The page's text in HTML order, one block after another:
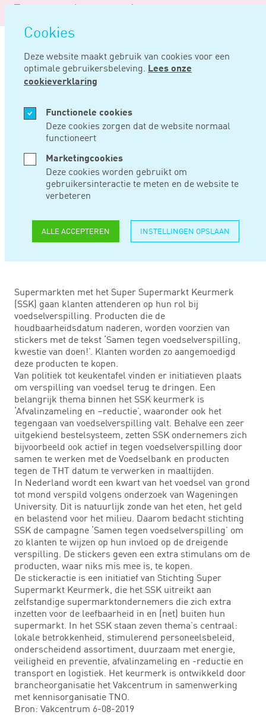
overslaan
Cookies
Deze website maakt gebruik van cookies voor een
optimale gebruikersbeleving. Lees onze
cookieverklaring
Functionele cookies
Deze cookies zorgen dat de website normaal
functioneert
Marketingcookies
Deze cookies worden gebruikt om
gebruikersinteractie te meten en de website te
verbeteren
ALLE ACCEPTEREN INSTELLINGEN OPSLAAN
Logo
Noord
Negentig
Home Nieuws
AUG 12, 2019
SUPERMARKTEN
BETREKKEN
KLANTEN BIJ
STRIJD TEGEN
Supermarkten met het Super Supermarkt Keurmerk
(SSK) gaan klanten attenderen op hun rol bij
voedselverspilling. Producten die de
houdbaarheidsdatum naderen, worden voorzien van
stickers met de tekst ‘Samen tegen voedselverspilling,
kwestie van doen!’. Klanten worden zo aangemoedigd
deze producten te kopen.
Van politiek tot keukentafel vinden er initiatieven plaats
om verspilling van voedsel terug te dringen. Een
belangrijk thema binnen het SSK keurmerk is
‘Afvalinzameling en –reductie’, waaronder ook het
tegengaan van voedselverspilling valt. Behalve een zeer
uitgekiend bestelsysteem, zetten SSK ondernemers zich
bijvoorbeeld ook actief in tegen voedselverspilling door
samen te werken met de Voedselbank en producten
tegen de THT datum te verwerken in maaltijden.
In Nederland wordt een kwart van het voedsel van grond
tot mond verspild volgens onderzoek van Wageningen
University. Dit is natuurlijk zonde van het eten, het geld
en belastend voor het milieu. Daarom bedacht stichting
SSK de campagne ‘Samen tegen voedselverspilling’ om
zo klanten te wijzen op hun invloed op de dreigende
verspilling. De stickers geven een extra stimulans om de
producten, waar niks mis mee is, te kopen.
De stickeractie is een initiatief van Stichting Super
Supermarkt Keurmerk, die het SSK uitreikt aan
zelfstandige supermarktondernemers die zich extra
inzetten voor de leefbaarheid in en (net) buiten hun
supermarkt. In het SSK staan zeven thema’s centraal:
lokale betrokkenheid, stimulerend personeelsbeleid,
onderscheidend assortiment, duurzaam met energie,
veiligheid en preventie, afvalinzameling en -reductie en
transport en logistiek. Het keurmerk is ontwikkeld door
brancheorganisatie het Vakcentrum in samenwerking
met kennisorganisatie TNO.
Bron: Vakcentrum 6-08-2019